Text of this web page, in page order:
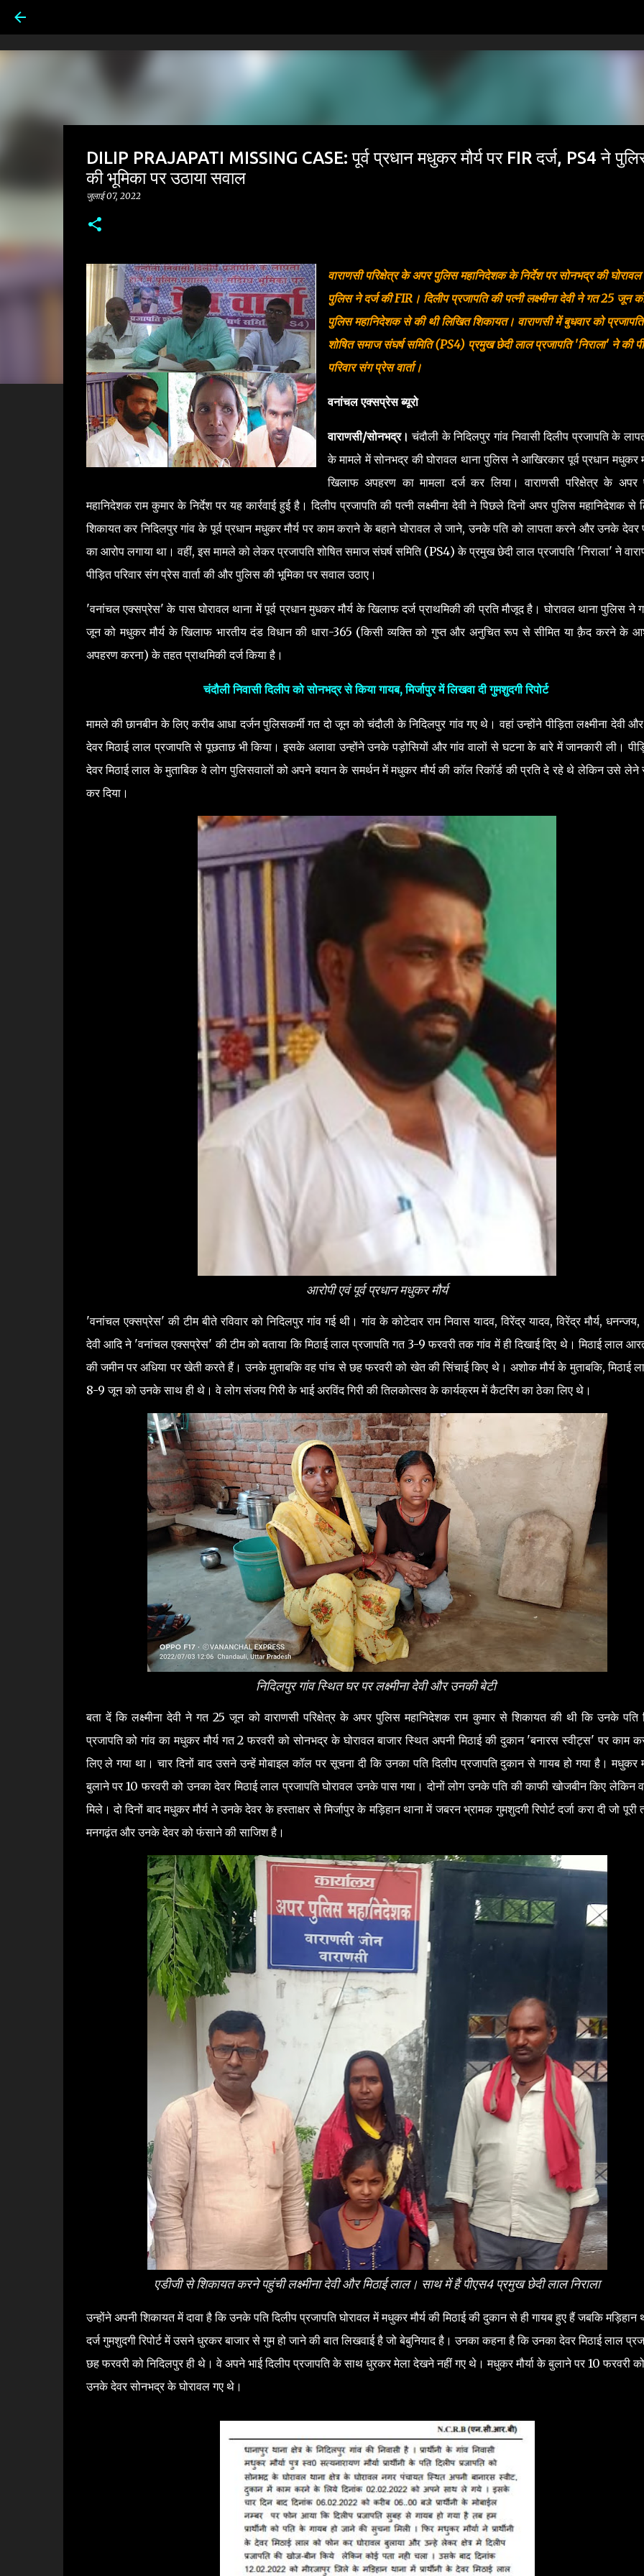
DILIP PRAJAPATI MISSING CASE: पूर्व प्रधान मधुकर मौर्य पर FIR दर्ज, PS4 ने
की भूमिका पर उठाया सवाल
जुलाई 07, 2022
वाराणसी परिक्षेत्र के अपर पुलिस महानिदेशक के निर्देश पर सोनभद्र की घोरावल
पुलिस ने दर्ज की FIR। दिलीप प्रजापति की पत्नी लक्ष्मीना देवी ने गत 25 जून
पुलिस महानिदेशक से की थी लिखित शिकायत। वाराणसी में बुधवार को प्रजापति
शोषित समाज संघर्ष समिति (PS4) प्रमुख छेदी लाल प्रजापति 'निराला' ने की
परिवार संग प्रेस वार्ता।
वनांचल एक्सप्रेस ब्यूरो
वाराणसी/सोनभद्र। चंदौली के निदिलपुर गांव निवासी दिलीप प्रजापति के
के मामले में सोनभद्र की घोरावल थाना पुलिस ने आखिरकार पूर्व प्रधान मधुकर
खिलाफ अपहरण का मामला दर्ज कर लिया। वाराणसी परिक्षेत्र के अपर
महानिदेशक राम कुमार के निर्देश पर यह कार्रवाई हुई है। दिलीप प्रजापति की पत्नी लक्ष्मीना देवी ने पिछले दिनों अपर पुलिस महानिदेशक से
शिकायत कर निदिलपुर गांव के पूर्व प्रधान मधुकर मौर्य पर काम कराने के बहाने घोरावल ले जाने, उनके पति को लापता करने और उनके
का आरोप लगाया था। वहीं, इस मामले को लेकर प्रजापति शोषित समाज संघर्ष समिति (PS4) के प्रमुख छेदी लाल प्रजापति 'निराला' ने
पीड़ित परिवार संग प्रेस वार्ता की और पुलिस की भूमिका पर सवाल उठाए।
'वनांचल एक्सप्रेस' के पास घोरावल थाना में पूर्व प्रधान मुधकर मौर्य के खिलाफ दर्ज प्राथमिकी की प्रति मौजूद है। घोरावल थाना पुलिस ने
जून को मधुकर मौर्य के खिलाफ भारतीय दंड विधान की धारा-365 (किसी व्यक्ति को गुप्त और अनुचित रूप से सीमित या क़ैद करने के
अपहरण करना) के तहत प्राथमिकी दर्ज किया है।
चंदौली निवासी दिलीप को सोनभद्र से किया गायब, मिर्जापुर में लिखवा दी गुमशुदगी रिपोर्ट
मामले की छानबीन के लिए करीब आधा दर्जन पुलिसकर्मी गत दो जून को चंदौली के निदिलपुर गांव गए थे। वहां उन्होंने पीड़िता लक्ष्मीना देवी
देवर मिठाई लाल प्रजापति से पूछताछ भी किया। इसके अलावा उन्होंने उनके पड़ोसियों और गांव वालों से घटना के बारे में जानकारी ली।
देवर मिठाई लाल के मुताबिक वे लोग पुलिसवालों को अपने बयान के समर्थन में मधुकर मौर्य की कॉल रिकॉर्ड की प्रति दे रहे थे लेकिन उसे लेने
कर दिया।
आरोपी एवं पूर्व प्रधान मधुकर मौर्य
'वनांचल एक्सप्रेस' की टीम बीते रविवार को निदिलपुर गांव गई थी। गांव के कोटेदार राम निवास यादव, विरेंद्र यादव, विरेंद्र मौर्य,
देवी आदि ने 'वनांचल एक्सप्रेस' की टीम को बताया कि मिठाई लाल प्रजापति गत 3-9 फरवरी तक गांव में ही दिखाई दिए थे। मिठाई लाल
की जमीन पर अधिया पर खेती करते हैं। उनके मुताबकि वह पांच से छह फरवरी को खेत की सिंचाई किए थे। अशोक मौर्य के मुताबकि, मिठाई
8-9 जून को उनके साथ ही थे। वे लोग संजय गिरी के भाई अरविंद गिरी की तिलकोत्सव के कार्यक्रम में कैटरिंग का ठेका लिए थे।
निदिलपुर गांव स्थित घर पर लक्ष्मीना देवी और उनकी बेटी
बता दें कि लक्ष्मीना देवी ने गत 25 जून को वाराणसी परिक्षेत्र के अपर पुलिस महानिदेशक राम कुमार से शिकायत की थी कि उनके पति
प्रजापति को गांव का मधुकर मौर्य गत 2 फरवरी को सोनभद्र के घोरावल बाजार स्थित अपनी मिठाई की दुकान 'बनारस स्वीट्स' पर काम
लिए ले गया था। चार दिनों बाद उसने उन्हें मोबाइल कॉल पर सूचना दी कि उनका पति दिलीप प्रजापति दुकान से गायब हो गया है। मधुकर
बुलाने पर 10 फरवरी को उनका देवर मिठाई लाल प्रजापति घोरावल उनके पास गया। दोनों लोग उनके पति की काफी खोजबीन किए लेकिन
मिले। दो दिनों बाद मधुकर मौर्य ने उनके देवर के हस्ताक्षर से मिर्जापुर के मड़िहान थाना में जबरन भ्रामक गुमशुदगी रिपोर्ट दर्जा करा दी जो पूरी
मनगढ़ंत और उनके देवर को फंसाने की साजिश है।
एडीजी से शिकायत करने पहुंची लक्ष्मीना देवी और मिठाई लाल। साथ में हैं पीएस4 प्रमुख छेदी लाल निराला
उन्होंने अपनी शिकायत में दावा है कि उनके पति दिलीप प्रजापति घोरावल में मधुकर मौर्य की मिठाई की दुकान से ही गायब हुए हैं जबकि मड़िहान
दर्ज गुमशुदगी रिपोर्ट में उसने धुरकर बाजार से गुम हो जाने की बात लिखवाई है जो बेबुनियाद है। उनका कहना है कि उनका देवर मिठाई लाल
छह फरवरी को निदिलपुर ही थे। वे अपने भाई दिलीप प्रजापति के साथ धुरकर मेला देखने नहीं गए थे। मधुकर मौर्या के बुलाने पर 10 फरवरी को
उनके देवर सोनभद्र के घोरावल गए थे।